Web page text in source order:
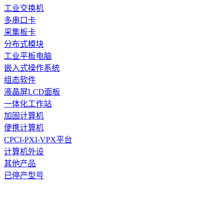
工业交换机
多串口卡
采集板卡
分布式模块
工业平板电脑
嵌入式操作系统
组态软件
液晶屏LCD面板
一体化工作站
加固计算机
便携计算机
CPCI-PXI-VPX平台
计算机外设
其他产品
已停产型号